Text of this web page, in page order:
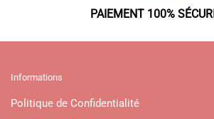
PAIEMENT 100%
Informations
Politique de Confidentialité